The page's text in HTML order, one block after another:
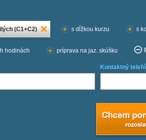
(C1+C2)
s dĺžkou kurzu s
hodinách príprava na jaz. skúšku
Kontaktný